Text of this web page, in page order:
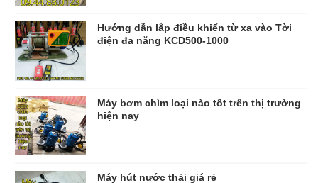
Hướng dẫn lắp điều khiển từ xa vào Tời
điện đa năng KCD500-1000
Máy bơm chìm loại nào tốt trên thị trường
hiện nay
Máy hút nước thải giá rẻ